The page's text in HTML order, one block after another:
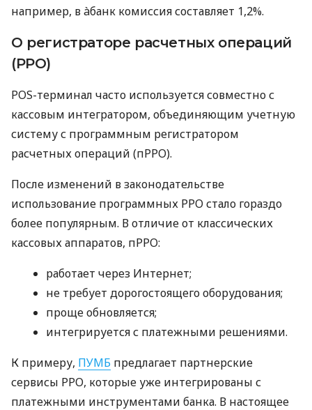
например, в àбанк комиссия составляет 1,2%.
О регистраторе расчетных операций
(РРО)
POS-терминал часто используется совместно с
кассовым интегратором, объединяющим учетную
систему с программным регистратором
расчетных операций (пРРО).
После изменений в законодательстве
использование программных РРО стало гораздо
более популярным. В отличие от классических
кассовых аппаратов, пРРО:
работает через Интернет;
не требует дорогостоящего оборудования;
проще обновляется;
интегрируется с платежными решениями.
К примеру, ПУМБ предлагает партнерские
сервисы РРО, которые уже интегрированы с
платежными инструментами банка. В настоящее